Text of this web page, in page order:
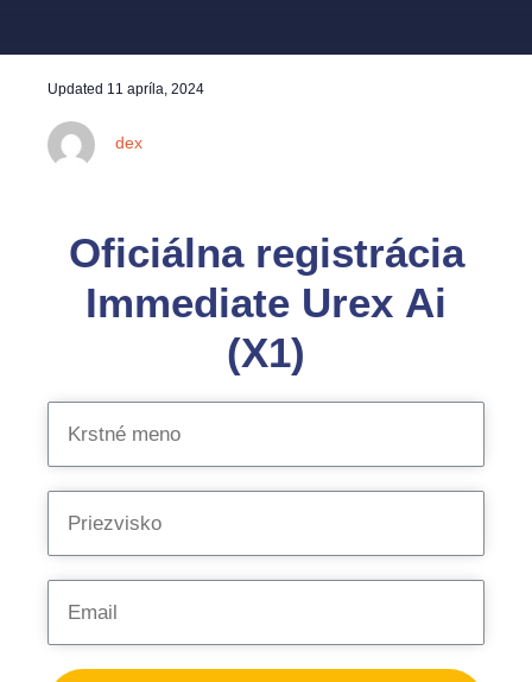
Updated 11 apríla, 2024
dex
Oficiálna registrácia
Immediate Urex Ai
(X1)